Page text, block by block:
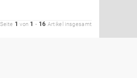
Seite 1 von 1 - 16 Artikel insgesamt